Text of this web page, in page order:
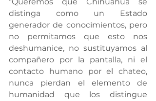
distinga como un Estado
generador de conocimientos, pero
no permitamos que esto nos
deshumanice, no sustituyamos al
compañero por la pantalla, ni el
contacto humano por el chateo,
nunca pierdan el elemento de
humanidad que los distingue